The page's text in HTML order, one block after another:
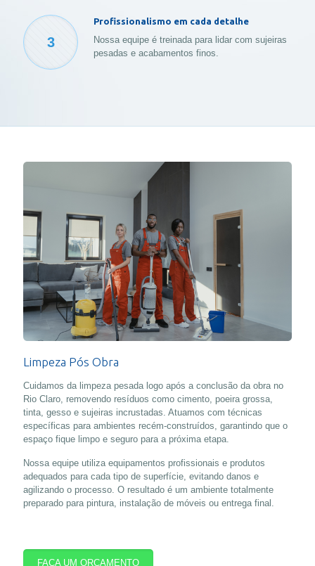
3
Profissionalismo em cada detalhe
Nossa equipe é treinada para lidar com sujeiras
pesadas e acabamentos finos.
Limpeza Pós Obra
Cuidamos da limpeza pesada logo após a conclusão da obra no
Rio Claro, removendo resíduos como cimento, poeira grossa,
tinta, gesso e sujeiras incrustadas. Atuamos com técnicas
específicas para ambientes recém-construídos, garantindo que o
espaço fique limpo e seguro para a próxima etapa.
Nossa equipe utiliza equipamentos profissionais e produtos
adequados para cada tipo de superfície, evitando danos e
agilizando o processo. O resultado é um ambiente totalmente
preparado para pintura, instalação de móveis ou entrega final.
FAÇA UM ORÇAMENTO